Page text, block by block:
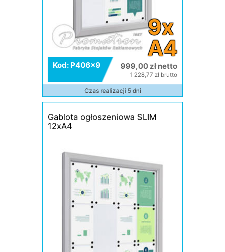
9x
A4
Kod: P406x9 999,00 zł netto
1 228,77 zł brutto
Czas realizacji 5 dni
Gablota ogłoszeniowa SLIM
12xA4